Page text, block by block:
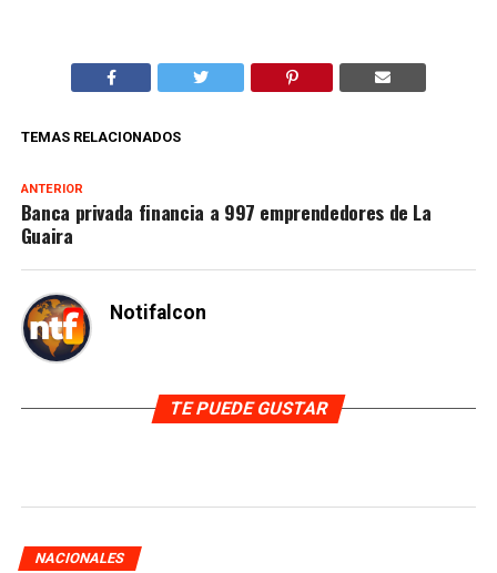
TEMAS RELACIONADOS
ANTERIOR
Banca privada financia a 997 emprendedores de La
Guaira
Notifalcon
TE PUEDE GUSTAR
NACIONALES